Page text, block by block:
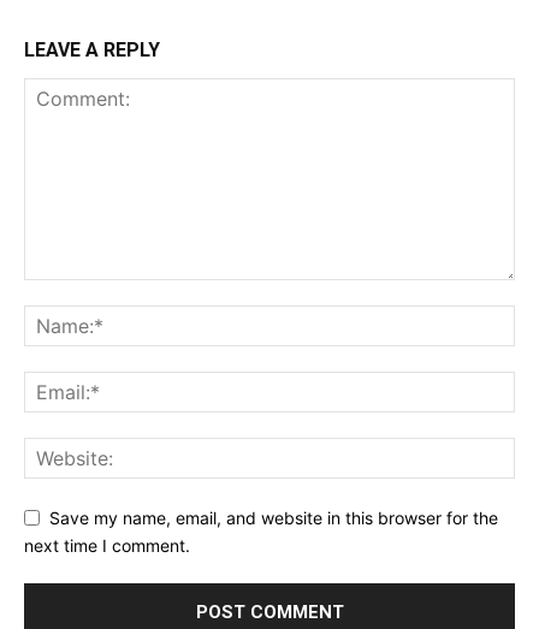
LEAVE A REPLY
Save my name, email, and website in this browser for the
next time I comment.